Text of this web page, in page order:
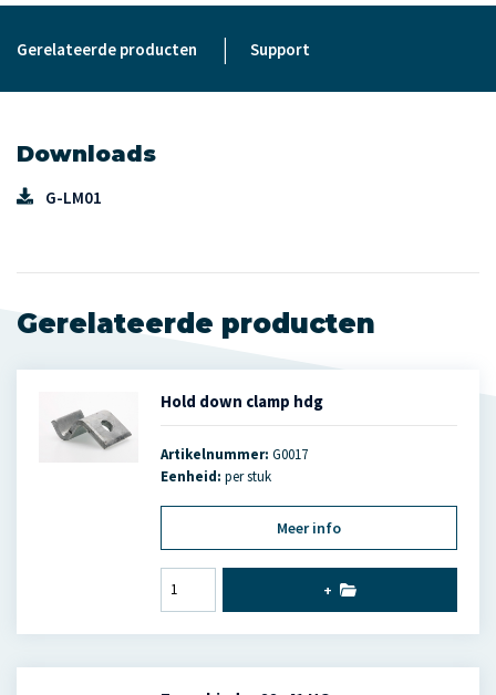
Gerelateerde producten | Support
Downloads
G-LM01
Gerelateerde producten
Hold down clamp hdg
Artikelnummer: G0017
Eenheid: per stuk
Meer info
+